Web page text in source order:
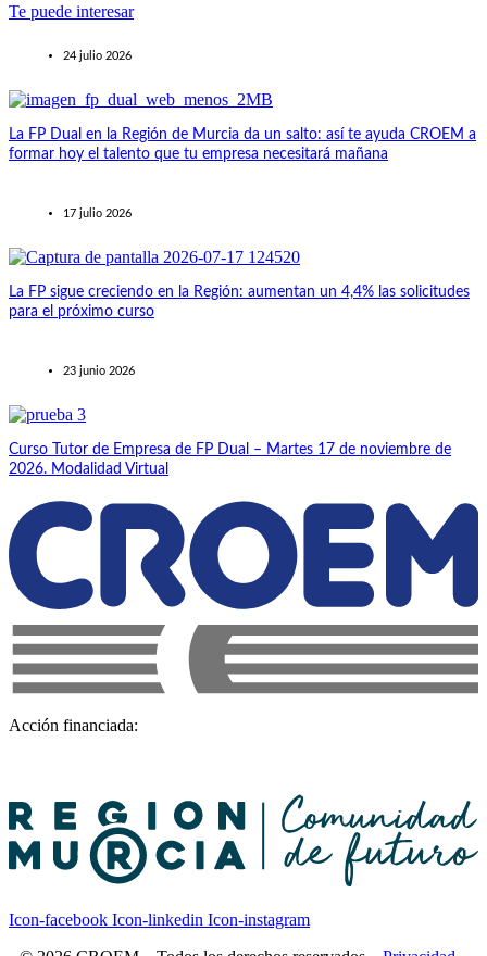
Te puede interesar
24 julio 2026
La FP Dual en la Región de Murcia da un salto: así te ayuda CROEM a
formar hoy el talento que tu empresa necesitará mañana
17 julio 2026
La FP sigue creciendo en la Región: aumentan un 4,4% las solicitudes
para el próximo curso
23 junio 2026
Curso Tutor de Empresa de FP Dual – Martes 17 de noviembre de
2026. Modalidad Virtual
Acción financiada:
Icon-facebook Icon-linkedin Icon-instagram